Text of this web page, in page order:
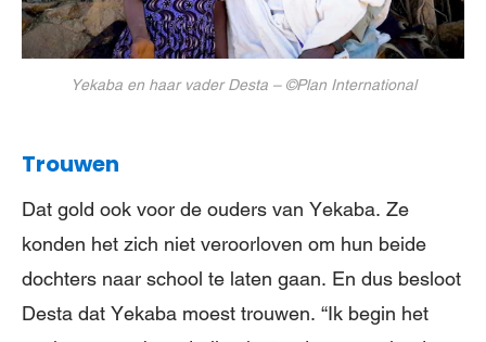
Yekaba en haar vader Desta – ©Plan International
Trouwen
Dat gold ook voor de ouders van Yekaba. Ze
konden het zich niet veroorloven om hun beide
dochters naar school te laten gaan. En dus besloot
Desta dat Yekaba moest trouwen. “Ik begin het